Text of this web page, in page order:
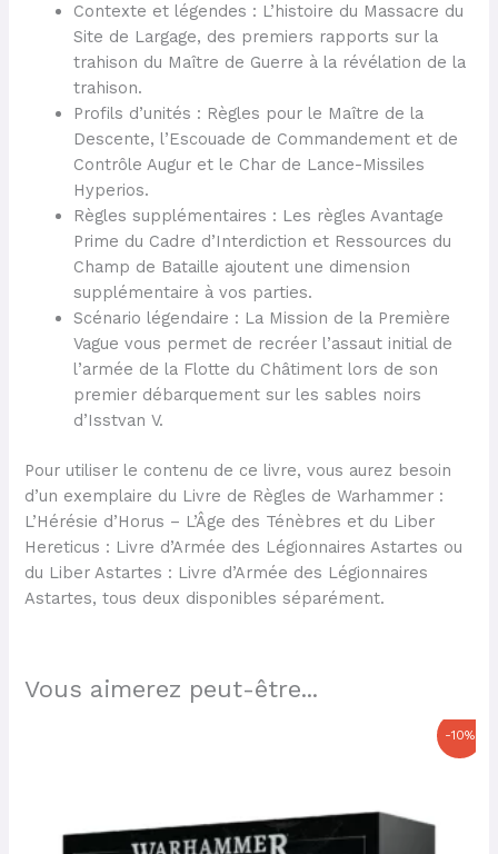
Contexte et légendes : L’histoire du Massacre du
Site de Largage, des premiers rapports sur la
trahison du Maître de Guerre à la révélation de la
trahison.
Profils d’unités : Règles pour le Maître de la
Descente, l’Escouade de Commandement et de
Contrôle Augur et le Char de Lance-Missiles
Hyperios.
Règles supplémentaires : Les règles Avantage
Prime du Cadre d’Interdiction et Ressources du
Champ de Bataille ajoutent une dimension
supplémentaire à vos parties.
Scénario légendaire : La Mission de la Première
Vague vous permet de recréer l’assaut initial de
l’armée de la Flotte du Châtiment lors de son
premier débarquement sur les sables noirs
d’Isstvan V.
Pour utiliser le contenu de ce livre, vous aurez besoin
d’un exemplaire du Livre de Règles de Warhammer :
L’Hérésie d’Horus – L’Âge des Ténèbres et du Liber
Hereticus : Livre d’Armée des Légionnaires Astartes ou
du Liber Astartes : Livre d’Armée des Légionnaires
Astartes, tous deux disponibles séparément.
Vous aimerez peut-être...
-10%